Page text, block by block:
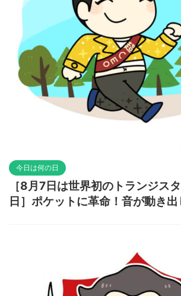
今日は何の日
［8月7日は世界初のトランジス
日］ポケットに革命！音が動き出